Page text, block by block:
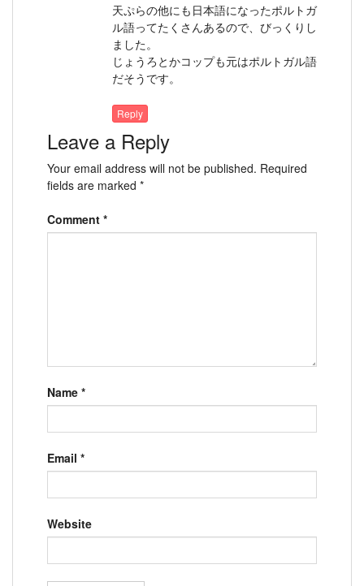
天ぷらの他にも日本語になったポルトガ
ル語ってたくさんあるので、びっくりし
ました。
じょうろとかコップも元はポルトガル語
だそうです。
Reply
Leave a Reply
Your email address will not be published. Required
fields are marked *
Comment *
Name *
Email *
Website